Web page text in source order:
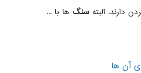
دارند. البته سنگ ها با ...
آن ها